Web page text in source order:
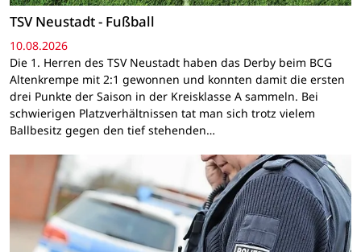
TSV Neustadt - Fußball
10.08.2026
Die 1. Herren des TSV Neustadt haben das Derby beim BCG
Altenkrempe mit 2:1 gewonnen und konnten damit die ersten
drei Punkte der Saison in der Kreisklasse A sammeln. Bei
schwierigen Platzverhältnissen tat man sich trotz vielem
Ballbesitz gegen den tief stehenden…